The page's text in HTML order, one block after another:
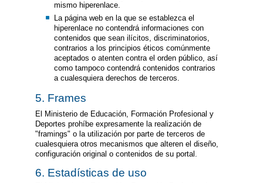
mismo hiperenlace.
La página web en la que se establezca el
hiperenlace no contendrá informaciones con
contenidos que sean ilícitos, discriminatorios,
contrarios a los principios éticos comúnmente
aceptados o atenten contra el orden público, así
como tampoco contendrá contenidos contrarios
a cualesquiera derechos de terceros.
5. Frames
El Ministerio de Educación, Formación Profesional y
Deportes prohíbe expresamente la realización de
"framings" o la utilización por parte de terceros de
cualesquiera otros mecanismos que alteren el diseño,
configuración original o contenidos de su portal.
6. Estadísticas de uso